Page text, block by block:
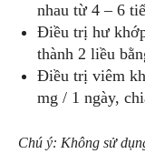
nhau từ 4 – 6
Điều trị hư
thành 2 liều
Điều trị viêm
mg / 1 ngày,
Chú ý: Không sử